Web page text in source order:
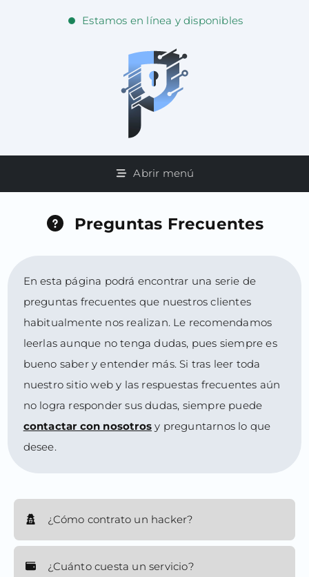
Estamos en línea y disponibles
Abrir menú
Preguntas Frecuentes
En esta página podrá encontrar una serie de
preguntas frecuentes que nuestros clientes
habitualmente nos realizan. Le recomendamos
leerlas aunque no tenga dudas, pues siempre es
bueno saber y entender más. Si tras leer toda
nuestro sitio web y las respuestas frecuentes aún
no logra responder sus dudas, siempre puede
contactar con nosotros y preguntarnos lo que
desee.
¿Cómo contrato un hacker?
¿Cuánto cuesta un servicio?